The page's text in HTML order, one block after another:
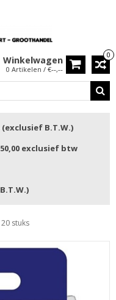
0
Winkelwagen
0 Artikelen / €--,--
B.T.W.)
exclusief btw
stuks